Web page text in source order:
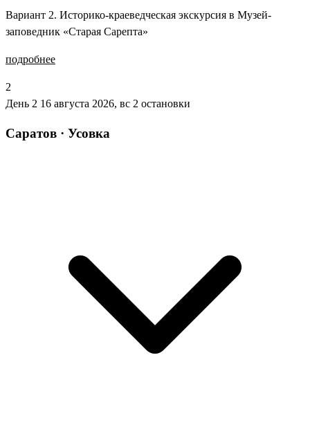
Вариант 2. Историко-краеведческая экскурсия в Музей-
заповедник «Старая Сарепта»
подробнее
2
День 2 16 августа 2026, вс 2 остановки
Саратов · Усовка